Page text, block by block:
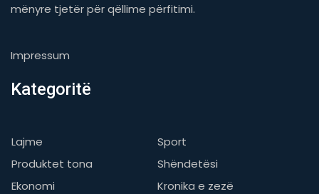
mënyre tjetër për qëllime përfitimi.
Impressum
Kategoritë
Lajme
Sport
Produktet tona
Shëndetësi
Ekonomi
Kronika e zezë